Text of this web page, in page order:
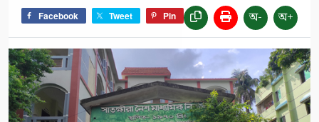
Facebook Tweet Pin অ- অ+